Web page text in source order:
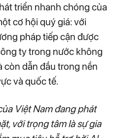
triển nhanh chóng của
cơ hội quý giá: với
pháp tiếp cận được
ty trong nước không
còn dẫn đầu trong nền
và quốc tế.
Việt Nam đang phát
với trọng tâm là sự gia